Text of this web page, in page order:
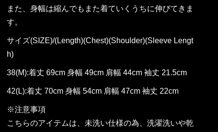
また、身幅は縮んでもまた着ていくうちに伸びてきま
す。
サイズ(SIZE)/(Length)(Chest)(Shoulder)(Sleeve Lengt
h)
38(M):着丈 69cm 身幅 49cm 肩幅 44cm 袖丈 21.5cm
42(L):着丈 70cm 身幅 54cm 肩幅 47cm 袖丈 22cm
※注意事項
こちらのアイテムは、未洗い仕様の為、洗濯洗いや乾